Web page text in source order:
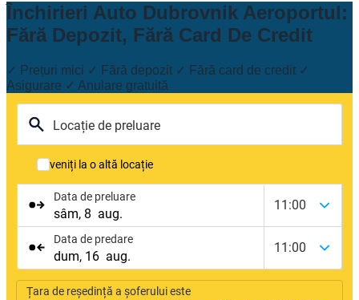
Închirieri Auto Dubrovnik Aeroportul:
Fără Depozit, Fără Card De Credit
✓ Prețuri mici ✓ Fără depozit ✓ Fără card de credit ✓
Asigurare ✓ Anulare gratuită